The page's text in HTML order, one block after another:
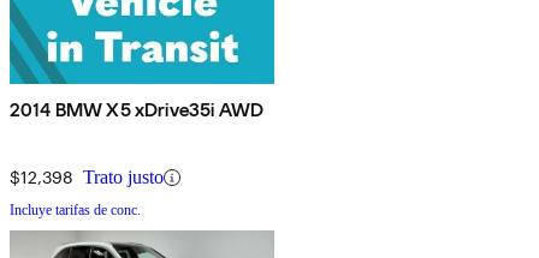
2014 BMW X5 xDrive35i AWD
$12,398 Trato justo
Incluye tarifas de conc.